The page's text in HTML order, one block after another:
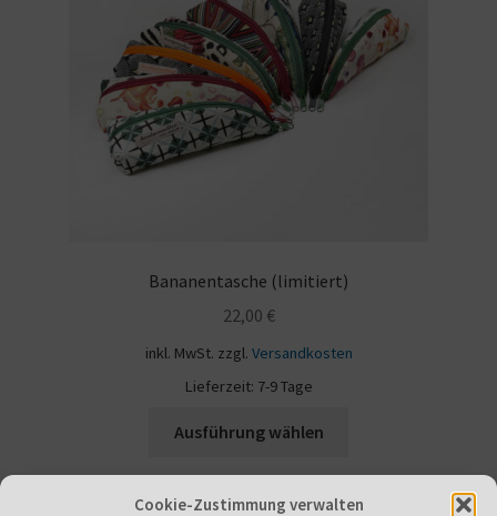
Cookie-Zustimmung verwalten
Bananentasche (limitiert)
22,00 €
inkl. MwSt. zzgl. Versandkosten
Lieferzeit: 7-9 Tage
Ausführung wählen
weist
mehrere